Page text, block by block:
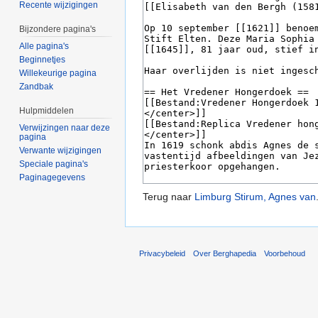
Terug naar Limburg Stirum, Agnes van.
Recente wijzigingen
Bijzondere pagina's
Alle pagina's
Beginnetjes
Willekeurige pagina
Zandbak
Hulpmiddelen
Verwijzingen naar deze
pagina
Verwante wijzigingen
Speciale pagina's
Paginagegevens
Privacybeleid Over Berghapedia Voorbehoud